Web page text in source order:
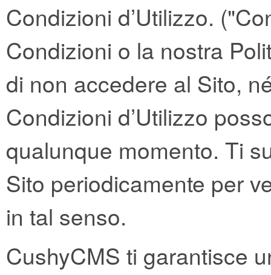
Condizioni d’Utilizzo.
Condizioni o la nostra
di non accedere al Sito,
Condizioni d’Utilizzo
qualunque momento. Ti
Sito periodicamente per
in tal senso.
CushyCMS ti garantisce